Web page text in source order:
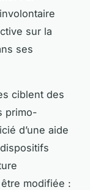
sur la
ses
ciblent des
primo-
d’une aide
modifiée :